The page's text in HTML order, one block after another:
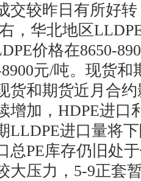
交较昨日有所好
，华北地区
价格在8650-
元/吨。现货
货和期货近月合
增加，HDPE进口
LLDPE进口量将
总PE库存仍旧处
大压力，5-9正套